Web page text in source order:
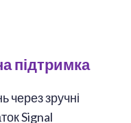
підтримка
через зручні
Signal